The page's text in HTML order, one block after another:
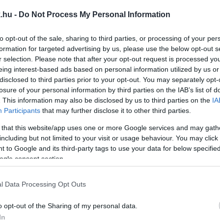
- Do Not Process My Personal Information
opt-out of the sale, sharing to third parties, or processing of your
for targeted advertising by us, please use the below opt-out
selection. Please note that after your opt-out request is processed
interest-based ads based on personal information utilized by us
to third parties prior to your opt-out. You may separately
of your personal information by third parties on the IAB’s list of
This information may also be disclosed by us to third parties on the
Participants that may further disclose it to other third parties.
that this website/app uses one or more Google services and may
but not limited to your visit or usage behaviour. You may
to Google and its third-party tags to use your data for below
consent section.
Data Processing Opt Outs
opt-out of the Sharing of my personal data.
HOGY A MARCALVÁROSI KISERDŐBEN AKÁR
TERÜLET
Anna Otthon vásárolhatja meg az ingatlant.
KISERDŐ ÜGYÉT, MÁJUSBAN
ÜGYÉBEN
KIÍRÁSRA A SZAVAZÁS A MARCALVÁROSI